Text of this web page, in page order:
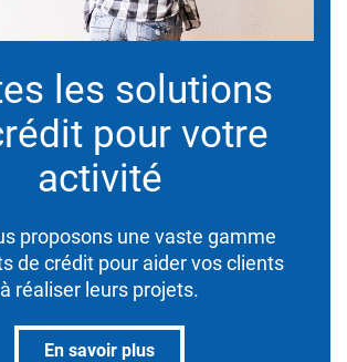
les solutions
pour votre
activité
proposons une vaste gamme
de crédit pour aider vos clients
à réaliser leurs projets.
En savoir plus